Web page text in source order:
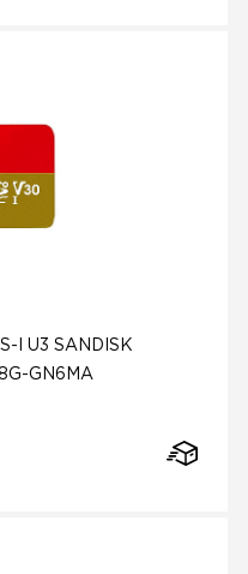
I U3 SANDISK
GN6MA